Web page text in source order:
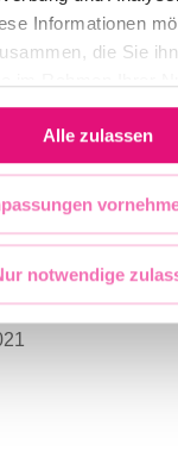
Informationen
die Sie
Alle zulassen
notwendige